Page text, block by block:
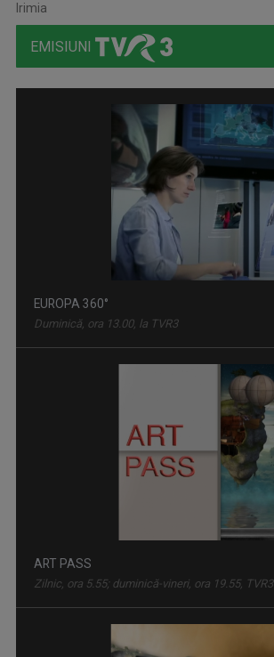
Irimia
EMISIUNI
EUROPA 360°
Duminică, ora 13.00, la TVR3
ART PASS
Zilnic, ora 5.55; duminică-vineri, ora 19.55, TVR3